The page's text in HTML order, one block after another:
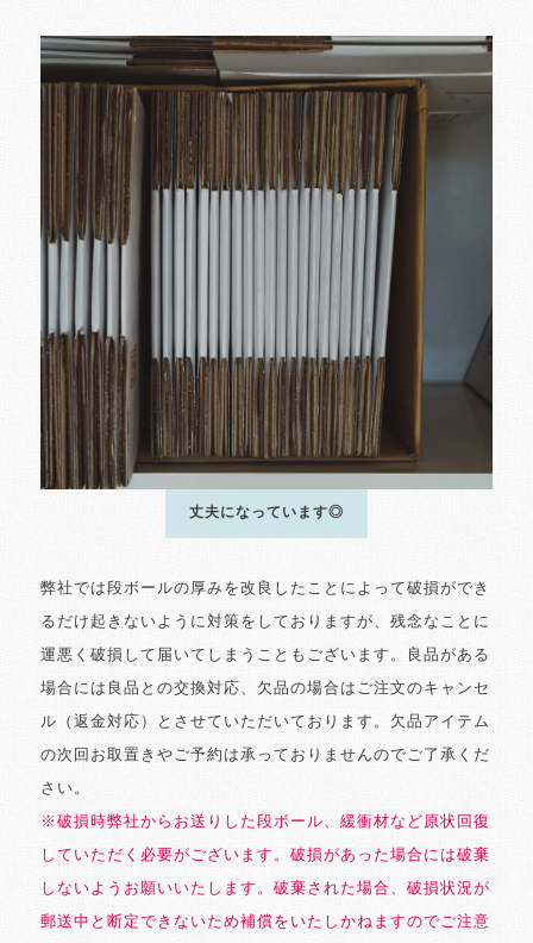
丈夫になっています◎
弊社では段ボールの厚みを改良したことによって破損ができ
るだけ起きないように対策をしておりますが、残念なことに
運悪く破損して届いてしまうこともございます。良品がある
場合には良品との交換対応、欠品の場合はご注文のキャンセ
ル（返金対応）とさせていただいております。欠品アイテム
の次回お取置きやご予約は承っておりませんのでご了承くだ
さい。
※破損時弊社からお送りした段ボール、緩衝材など原状回復
していただく必要がございます。破損があった場合には破棄
しないようお願いいたします。破棄された場合、破損状況が
郵送中と断定できないため補償をいたしかねますのでご注意